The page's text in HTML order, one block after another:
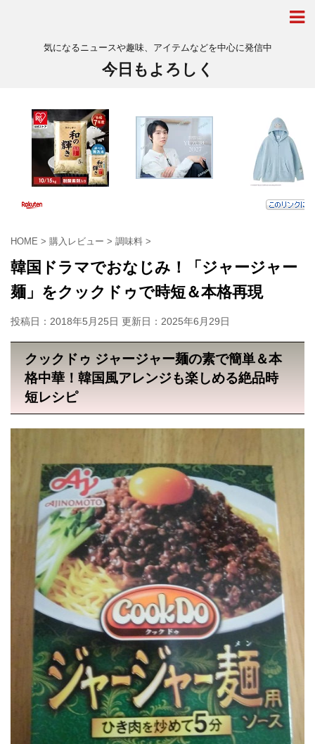
気になるニュースや趣味、アイテムなどを中心に発信中
今日もよろしく
HOME > 購入レビュー > 調味料 >
韓国ドラマでおなじみ！「ジャージャー
麺」をクックドゥで時短＆本格再現
投稿日：2018年5月25日 更新日： 2025年6月29日
クックドゥ ジャージャー麺の素で簡単＆本
格中華！韓国風アレンジも楽しめる絶品時
短レシピ